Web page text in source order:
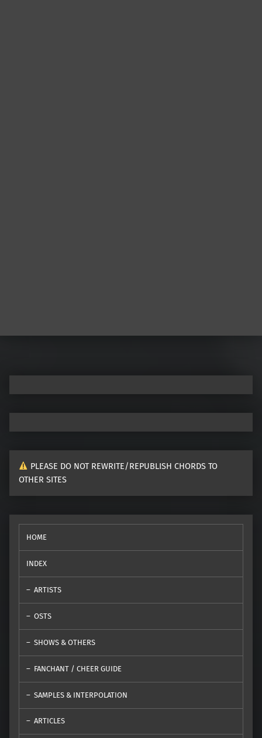
PLEASE DO NOT REWRITE/REPUBLISH CHORDS TO
OTHER SITES
HOME
INDEX
ARTISTS
OSTS
SHOWS & OTHERS
FANCHANT / CHEER GUIDE
SAMPLES & INTERPOLATION
ARTICLES